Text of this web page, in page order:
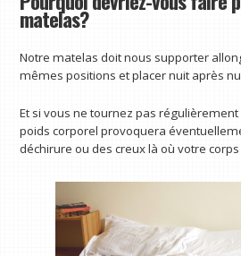
matelas?
Notre matelas doit nous supporter
mêmes positions et placer nuit après
Et si vous ne tournez pas
poids corporel provoquera
déchirure ou des creux là où votre